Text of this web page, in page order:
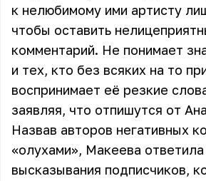
к нелюбимому ими артисту
чтобы оставить
комментарий. Не понимает
и тех, кто без всяких на то
воспринимает её резкие
заявляя, что отпишутся от
Назвав авторов негативных
«олухами», Макеева
высказывания подписчиков,